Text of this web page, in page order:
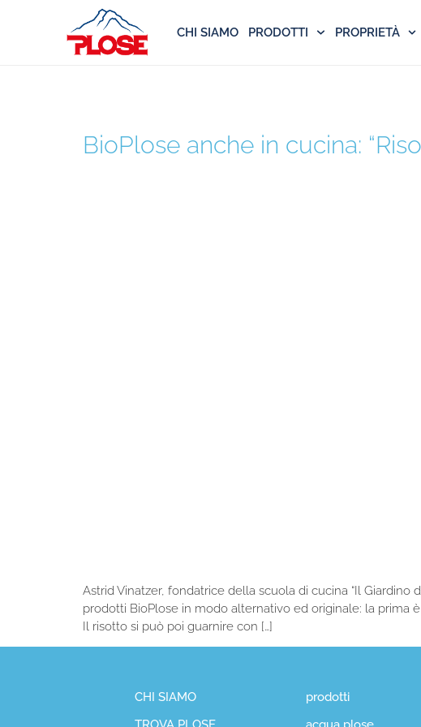
CHI SIAMO PRODOTTI PROPRIETÀ
BioPlose anche in cucina:
Astrid Vinatzer, fondatrice della scuola di cucina “Il
prodotti BioPlose in modo alternativo ed originale: la prima
Il risotto si può poi guarnire con […]
CHI SIAMO
prodotti